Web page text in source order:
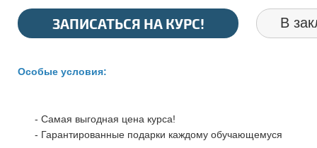
ЗАПИСАТЬСЯ НА КУРС! В
Особые условия:
- Самая выгодная цена курса!
- Гарантированные подарки каждому обучающемуся